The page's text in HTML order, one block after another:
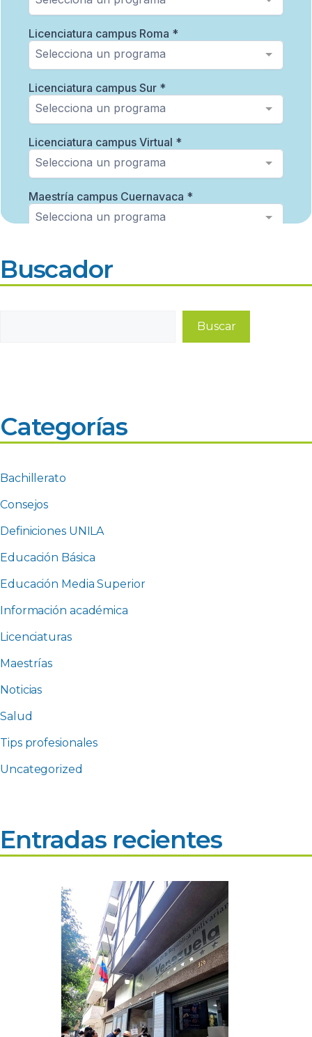
Buscador
Buscar
Categorías
Bachillerato
Consejos
Definiciones UNILA
Educación Básica
Educación Media Superior
Información académica
Licenciaturas
Maestrías
Noticias
Salud
Tips profesionales
Uncategorized
Entradas recientes